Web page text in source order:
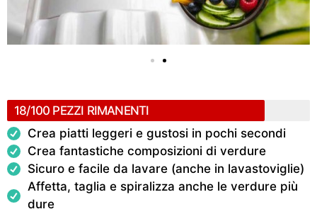
18/100 PEZZI RIMANENTI
Crea piatti leggeri e gustosi in pochi secondi
Crea fantastiche composizioni di verdure
Sicuro e facile da lavare (anche in lavastoviglie)
Affetta, taglia e spiralizza anche le verdure più
dure